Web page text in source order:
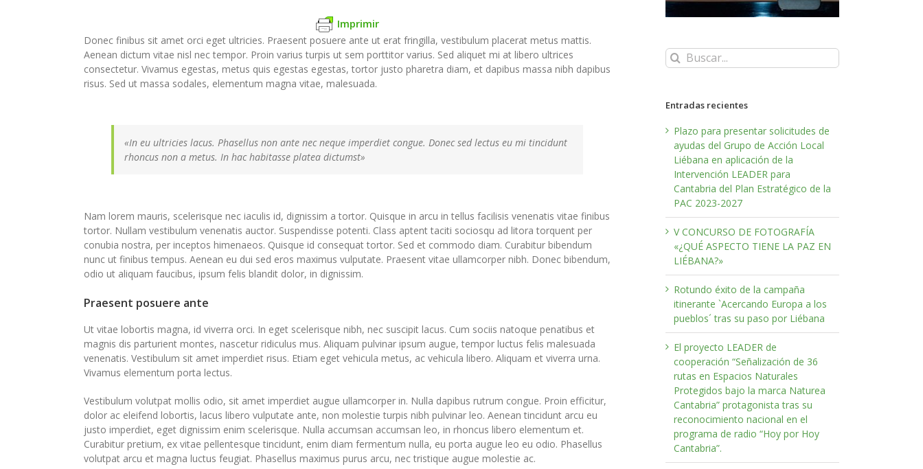
Imprimir
Donec finibus sit amet orci eget ultricies. Praesent posuere ante ut erat fringilla, vestibulum placerat metus mattis.
Aenean dictum vitae nisl nec tempor. Proin varius turpis ut sem porttitor varius. Sed aliquet mi at libero ultrices
consectetur. Vivamus egestas, metus quis egestas egestas, tortor justo pharetra diam, et dapibus massa nibh dapibus
risus. Sed ut massa sodales, elementum magna vitae, malesuada.
«In eu ultricies lacus. Phasellus non ante nec neque imperdiet congue. Donec sed lectus eu mi tincidunt
rhoncus non a metus. In hac habitasse platea dictumst»
Nam lorem mauris, scelerisque nec iaculis id, dignissim a tortor. Quisque in arcu in tellus facilisis venenatis vitae finibus
tortor. Nullam vestibulum venenatis auctor. Suspendisse potenti. Class aptent taciti sociosqu ad litora torquent per
conubia nostra, per inceptos himenaeos. Quisque id consequat tortor. Sed et commodo diam. Curabitur bibendum
nunc ut finibus tempus. Aenean eu dui sed eros maximus vulputate. Praesent vitae ullamcorper nibh. Donec bibendum,
odio ut aliquam faucibus, ipsum felis blandit dolor, in dignissim.
Praesent posuere ante
Ut vitae lobortis magna, id viverra orci. In eget scelerisque nibh, nec suscipit lacus. Cum sociis natoque penatibus et
magnis dis parturient montes, nascetur ridiculus mus. Aliquam pulvinar ipsum augue, tempor luctus felis malesuada
venenatis. Vestibulum sit amet imperdiet risus. Etiam eget vehicula metus, ac vehicula libero. Aliquam et viverra urna.
Vivamus elementum porta lectus.
Vestibulum volutpat mollis odio, sit amet imperdiet augue ullamcorper in. Nulla dapibus rutrum congue. Proin efficitur,
dolor ac eleifend lobortis, lacus libero vulputate ante, non molestie turpis nibh pulvinar leo. Aenean tincidunt arcu eu
justo imperdiet, eget dignissim enim scelerisque. Nulla accumsan accumsan leo, in rhoncus libero elementum et.
Curabitur pretium, ex vitae pellentesque tincidunt, enim diam fermentum nulla, eu porta augue leo eu odio. Phasellus
volutpat arcu et magna luctus feugiat. Phasellus maximus purus arcu, nec tristique augue molestie ac.
Buscar:
Entradas recientes
Plazo para presentar solicitudes de
ayudas del Grupo de Acción Local
Liébana en aplicación de la
Intervención LEADER para
Cantabria del Plan Estratégico de la
PAC 2023-2027
V CONCURSO DE FOTOGRAFÍA
«¿QUÉ ASPECTO TIENE LA PAZ EN
LIÉBANA?»
Rotundo éxito de la campaña
itinerante `Acercando Europa a los
pueblos´ tras su paso por Liébana
El proyecto LEADER de
cooperación “Señalización de 36
rutas en Espacios Naturales
Protegidos bajo la marca Naturea
Cantabria” protagonista tras su
reconocimiento nacional en el
programa de radio “Hoy por Hoy
Cantabria”.